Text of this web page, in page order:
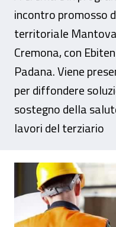
incontro promosso
territoriale
Cremona, con
Padana. Viene
per diffondere
sostegno della
lavori del terziario
Lombardia, un